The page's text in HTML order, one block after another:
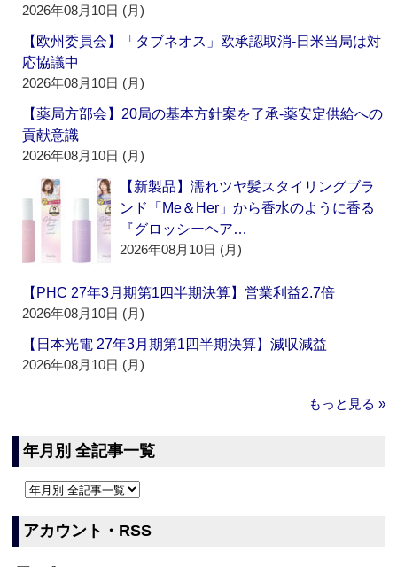
2026年08月10日 (月)
【欧州委員会】「タブネオス」欧承認取消‐日米当局は対
応協議中
2026年08月10日 (月)
【薬局方部会】20局の基本方針案を了承‐薬安定供給への
貢献意識
2026年08月10日 (月)
【新製品】濡れツヤ髪スタイリングブラ
ンド「Me＆Her」から香水のように香る
『グロッシーヘア…
2026年08月10日 (月)
【PHC 27年3月期第1四半期決算】営業利益2.7倍
2026年08月10日 (月)
【日本光電 27年3月期第1四半期決算】減収減益
2026年08月10日 (月)
もっと見る »
年月別 全記事一覧
アカウント・RSS